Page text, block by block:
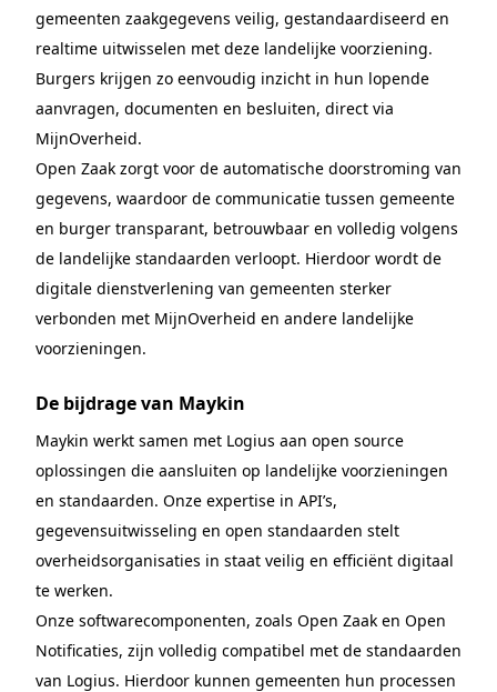
gemeenten zaakgegevens veilig, gestandaardiseerd en
realtime uitwisselen met deze landelijke voorziening.
Burgers krijgen zo eenvoudig inzicht in hun lopende
aanvragen, documenten en besluiten, direct via
MijnOverheid.
Open Zaak zorgt voor de automatische doorstroming van
gegevens, waardoor de communicatie tussen gemeente
en burger transparant, betrouwbaar en volledig volgens
de landelijke standaarden verloopt. Hierdoor wordt de
digitale dienstverlening van gemeenten sterker
verbonden met MijnOverheid en andere landelijke
voorzieningen.
De bijdrage van Maykin
Maykin werkt samen met Logius aan open source
oplossingen die aansluiten op landelijke voorzieningen
en standaarden. Onze expertise in API’s,
gegevensuitwisseling en open standaarden stelt
overheidsorganisaties in staat veilig en efficiënt digitaal
te werken.
Onze softwarecomponenten, zoals Open Zaak en Open
Notificaties, zijn volledig compatibel met de standaarden
van Logius. Hierdoor kunnen gemeenten hun processen